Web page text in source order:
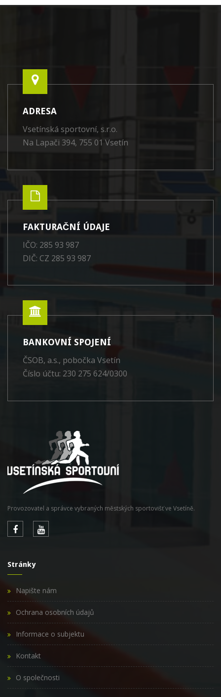
ADRESA
Vsetínská sportovní, s.r.o.
Na Lapači 394, 755 01 Vsetín
FAKTURAČNÍ ÚDAJE
IČO: 285 93 987
DIČ: CZ 285 93 987
BANKOVNÍ SPOJENÍ
ČSOB, a.s., pobočka Vsetín
Číslo účtu: 230 275 624/0300
Provozovatel a správce vybraných městských sportovišť ve Vsetíně.
Stránky
Napište nám
Ochrana osobních údajů
Informace o subjektu
Kontakt
O společnosti